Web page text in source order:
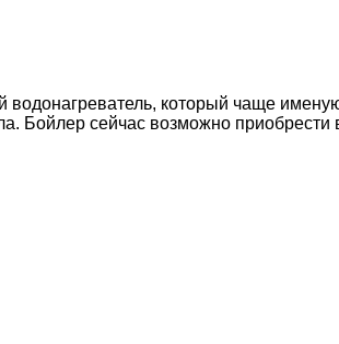
водонагреватель, который чаще
Бойлер сейчас возможно приобрести